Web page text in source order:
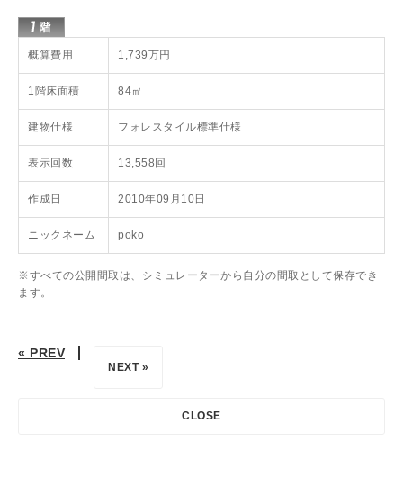
概算費用 1,739万円
1階床面積 84㎡
建物仕様 フォレスタイル標準仕様
表示回数 13,558回
作成日 2010年09月10日
ニックネーム poko
※すべての公開間取は、シミュレーターから自分の間取として保存でき
ます。
« PREV
NEXT »
CLOSE